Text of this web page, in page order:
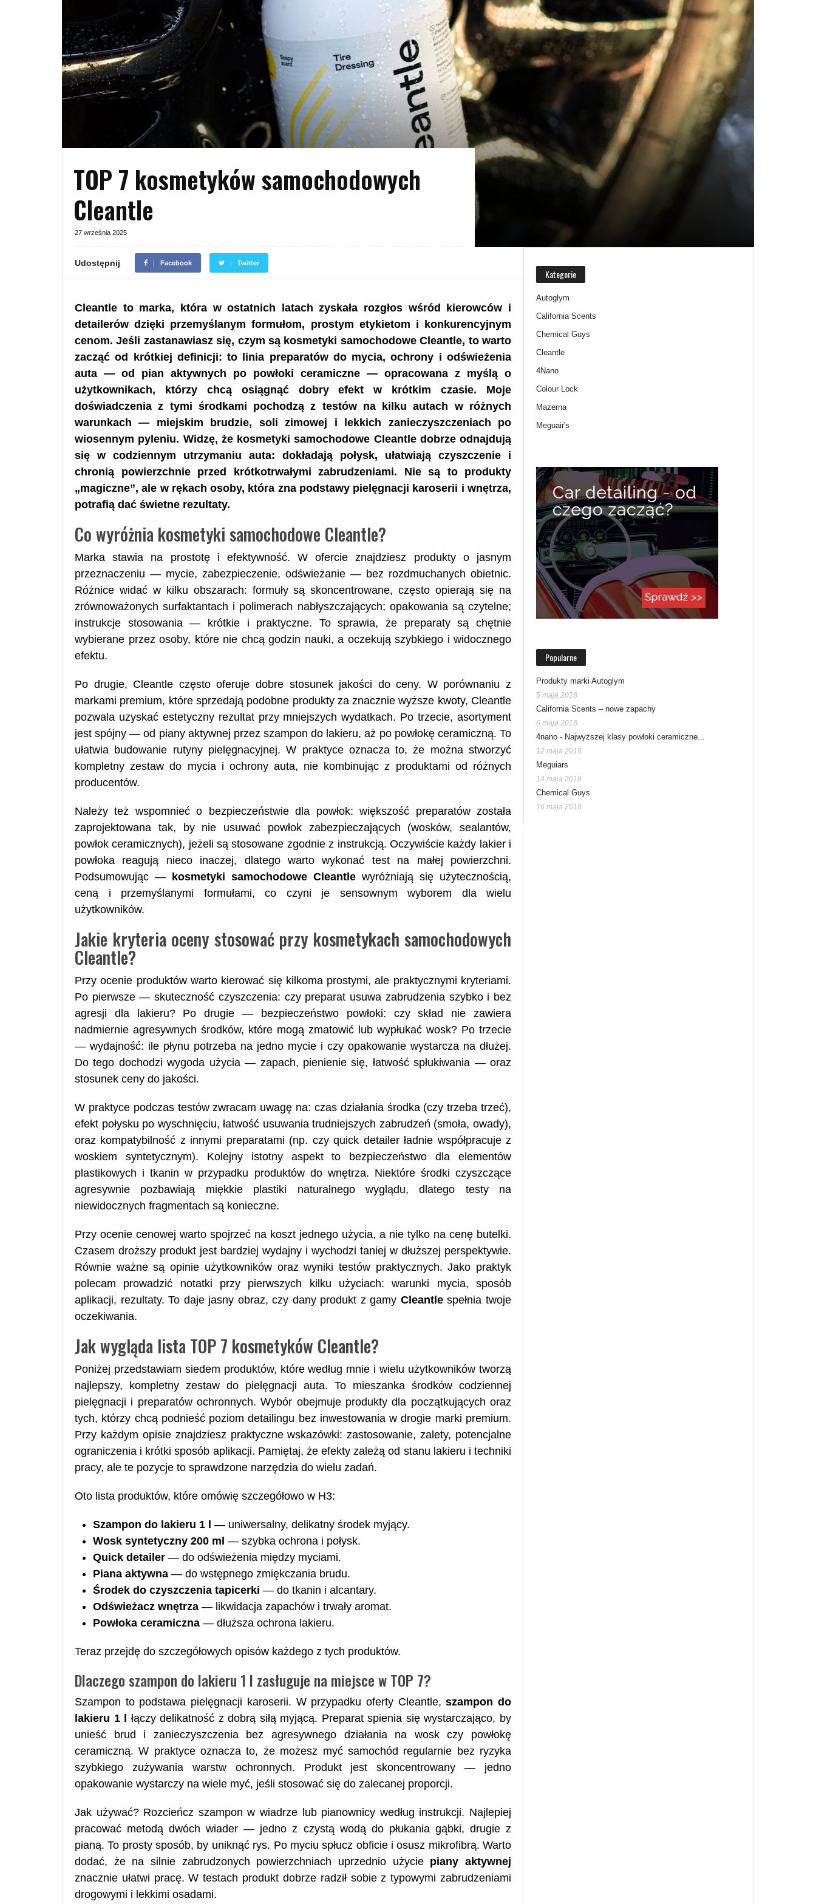
TOP 7 kosmetyków samochodowych
Cleantle
27 września 2025
Udostępnij Facebook Twitter
Cleantle to marka, która w ostatnich latach zyskała rozgłos wśród kierowców i
detailerów dzięki przemyślanym formułom, prostym etykietom i konkurencyjnym
cenom. Jeśli zastanawiasz się, czym są kosmetyki samochodowe Cleantle, to warto
zacząć od krótkiej definicji: to linia preparatów do mycia, ochrony i odświeżenia
auta — od pian aktywnych po powłoki ceramiczne — opracowana z myślą o
użytkownikach, którzy chcą osiągnąć dobry efekt w krótkim czasie. Moje
doświadczenia z tymi środkami pochodzą z testów na kilku autach w różnych
warunkach — miejskim brudzie, soli zimowej i lekkich zanieczyszczeniach po
wiosennym pyleniu. Widzę, że kosmetyki samochodowe Cleantle dobrze odnajdują
się w codziennym utrzymaniu auta: dokładają połysk, ułatwiają czyszczenie i
chronią powierzchnie przed krótkotrwałymi zabrudzeniami. Nie są to produkty
„magiczne”, ale w rękach osoby, która zna podstawy pielęgnacji karoserii i wnętrza,
potrafią dać świetne rezultaty.
Co wyróżnia kosmetyki samochodowe Cleantle?
Marka stawia na prostotę i efektywność. W ofercie znajdziesz produkty o jasnym
przeznaczeniu — mycie, zabezpieczenie, odświeżanie — bez rozdmuchanych obietnic.
Różnice widać w kilku obszarach: formuły są skoncentrowane, często opierają się na
zrównoważonych surfaktantach i polimerach nabłyszczających; opakowania są czytelne;
instrukcje stosowania — krótkie i praktyczne. To sprawia, że preparaty są chętnie
wybierane przez osoby, które nie chcą godzin nauki, a oczekują szybkiego i widocznego
efektu.
Po drugie, Cleantle często oferuje dobre stosunek jakości do ceny. W porównaniu z
markami premium, które sprzedają podobne produkty za znacznie wyższe kwoty, Cleantle
pozwala uzyskać estetyczny rezultat przy mniejszych wydatkach. Po trzecie, asortyment
jest spójny — od piany aktywnej przez szampon do lakieru, aż po powłokę ceramiczną. To
ułatwia budowanie rutyny pielęgnacyjnej. W praktyce oznacza to, że można stworzyć
kompletny zestaw do mycia i ochrony auta, nie kombinując z produktami od różnych
producentów.
Należy też wspomnieć o bezpieczeństwie dla powłok: większość preparatów została
zaprojektowana tak, by nie usuwać powłok zabezpieczających (wosków, sealantów,
powłok ceramicznych), jeżeli są stosowane zgodnie z instrukcją. Oczywiście każdy lakier i
powłoka reagują nieco inaczej, dlatego warto wykonać test na małej powierzchni.
Podsumowując —
kosmetyki samochodowe Cleantle wyróżniają się użytecznością,
ceną i przemyślanymi formułami, co czyni je sensownym wyborem dla wielu
użytkowników.
Jakie kryteria oceny stosować przy kosmetykach samochodowych
Cleantle?
Przy ocenie produktów warto kierować się kilkoma prostymi, ale praktycznymi kryteriami.
Po pierwsze — skuteczność czyszczenia: czy preparat usuwa zabrudzenia szybko i bez
agresji dla lakieru? Po drugie — bezpieczeństwo powłoki: czy skład nie zawiera
nadmiernie agresywnych środków, które mogą zmatowić lub wypłukać wosk? Po trzecie
— wydajność: ile płynu potrzeba na jedno mycie i czy opakowanie wystarcza na dłużej.
Do tego dochodzi wygoda użycia — zapach, pienienie się, łatwość spłukiwania — oraz
stosunek ceny do jakości.
W praktyce podczas testów zwracam uwagę na: czas działania środka (czy trzeba trzeć),
efekt połysku po wyschnięciu, łatwość usuwania trudniejszych zabrudzeń (smoła, owady),
oraz kompatybilność z innymi preparatami (np. czy quick detailer ładnie współpracuje z
woskiem syntetycznym). Kolejny istotny aspekt to bezpieczeństwo dla elementów
plastikowych i tkanin w przypadku produktów do wnętrza. Niektóre środki czyszczące
agresywnie pozbawiają miękkie plastiki naturalnego wyglądu, dlatego testy na
niewidocznych fragmentach są konieczne.
Przy ocenie cenowej warto spojrzeć na koszt jednego użycia, a nie tylko na cenę butelki.
Czasem droższy produkt jest bardziej wydajny i wychodzi taniej w dłuższej perspektywie.
Równie ważne są opinie użytkowników oraz wyniki testów praktycznych. Jako praktyk
polecam prowadzić notatki przy pierwszych kilku użyciach: warunki mycia, sposób
aplikacji, rezultaty. To daje jasny obraz, czy dany produkt z gamy Cleantlespełnia twoje
oczekiwania.
Jak wygląda lista TOP 7 kosmetyków Cleantle?
Poniżej przedstawiam siedem produktów, które według mnie i wielu użytkowników tworzą
najlepszy, kompletny zestaw do pielęgnacji auta. To mieszanka środków codziennej
pielęgnacji i preparatów ochronnych. Wybór obejmuje produkty dla początkujących oraz
tych, którzy chcą podnieść poziom detailingu bez inwestowania w drogie marki premium.
Przy każdym opisie znajdziesz praktyczne wskazówki: zastosowanie, zalety, potencjalne
ograniczenia i krótki sposób aplikacji. Pamiętaj, że efekty zależą od stanu lakieru i techniki
pracy, ale te pozycje to sprawdzone narzędzia do wielu zadań.
Oto lista produktów, które omówię szczegółowo w H3:
Szampon do lakieru 1 l
— uniwersalny, delikatny środek myjący.
Wosk syntetyczny 200 ml — szybka ochrona i połysk.
Quick detailer — do odświeżenia między myciami.
Piana aktywna — do wstępnego zmiękczania brudu.
Środek do czyszczenia tapicerki — do tkanin i alcantary.
Odświeżacz wnętrza — likwidacja zapachów i trwały aromat.
Powłoka ceramiczna — dłuższa ochrona lakieru.
Teraz przejdę do szczegółowych opisów każdego z tych produktów.
Dlaczego szampon do lakieru 1 l zasługuje na miejsce w TOP 7?
Szampon to podstawa pielęgnacji karoserii. W przypadku oferty Cleantle,szampon do
lakieru 1 l
łączy delikatność z dobrą siłą myjącą. Preparat spienia się wystarczająco, by
unieść brud i zanieczyszczenia bez agresywnego działania na wosk czy powłokę
ceramiczną. W praktyce oznacza to, że możesz myć samochód regularnie bez ryzyka
szybkiego zużywania warstw ochronnych. Produkt jest skoncentrowany — jedno
opakowanie wystarczy na wiele myć, jeśli stosować się do zalecanej proporcji.
Jak używać? Rozcieńcz szampon w wiadrze lub pianownicy według instrukcji. Najlepiej
pracować metodą dwóch wiader — jedno z czystą wodą do płukania gąbki, drugie z
pianą. To prosty sposób, by uniknąć rys. Po myciu spłucz obficie i osusz mikrofibrą. Warto
dodać, że na silnie zabrudzonych powierzchniach uprzednio użycie piany aktywnej
znacznie ułatwi pracę. W testach produkt dobrze radził sobie z typowymi zabrudzeniami
drogowymi i lekkimi osadami.
Kategorie
Autoglym
California Scents
Chemical Guys
Cleantle
4Nano
Colour Lock
Mazerna
Meguair's
Popularne
Produkty marki Autoglym
5 maja 2018
California Scents – nowe zapachy
6 maja 2018
4nano - Najwyższej klasy powłoki ceramiczne...
12 maja 2018
Meguiars
14 maja 2018
Chemical Guys
16 maja 2018